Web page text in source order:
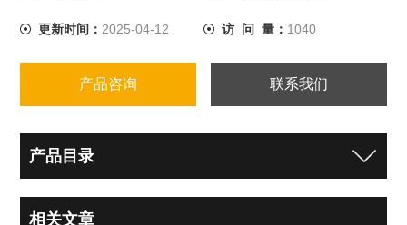
更新时间： 2025-04-12 访 问 量： 1040
产品咨询 联系我们
产品目录
相关文章